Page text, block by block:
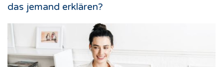
das jemand erklären?